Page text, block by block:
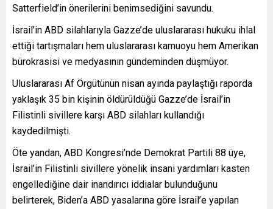
Satterfield’in önerilerini benimsediğini savundu.
İsrail’in ABD silahlarıyla Gazze’de uluslararası hukuku ihlal
ettiği tartışmaları hem uluslararası kamuoyu hem Amerikan
bürokrasisi ve medyasının gündeminden düşmüyor.
​​​​​​​Uluslararası Af Örgütünün nisan ayında paylaştığı raporda
yaklaşık 35 bin kişinin öldürüldüğü Gazze’de İsrail’in
Filistinli sivillere karşı ABD silahları kullandığı
kaydedilmişti.
Öte yandan, ABD Kongresi’nde Demokrat Partili 88 üye,
İsrail’in Filistinli sivillere yönelik insani yardımları kasten
engellediğine dair inandırıcı iddialar bulunduğunu
belirterek, Biden’a ABD yasalarına göre İsrail’e yapılan